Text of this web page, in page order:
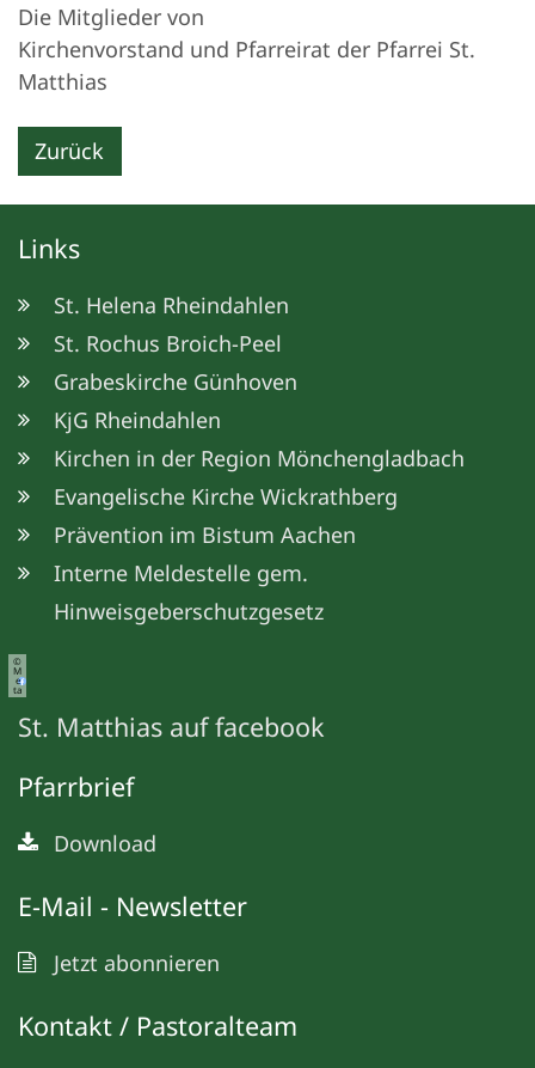
Die Mitglieder von
Kirchenvorstand und Pfarreirat der Pfarrei St.
Matthias
Zurück
Links
St. Helena Rheindahlen
St. Rochus Broich-Peel
Grabeskirche Günhoven
KjG Rheindahlen
Kirchen in der Region Mönchengladbach
Evangelische Kirche Wickrathberg
Prävention im Bistum Aachen
Interne Meldestelle gem.
Hinweisgeberschutzgesetz
©
M
e
ta
St. Matthias auf facebook
Pfarrbrief
Download
E-Mail - Newsletter
Jetzt abonnieren
Kontakt / Pastoralteam